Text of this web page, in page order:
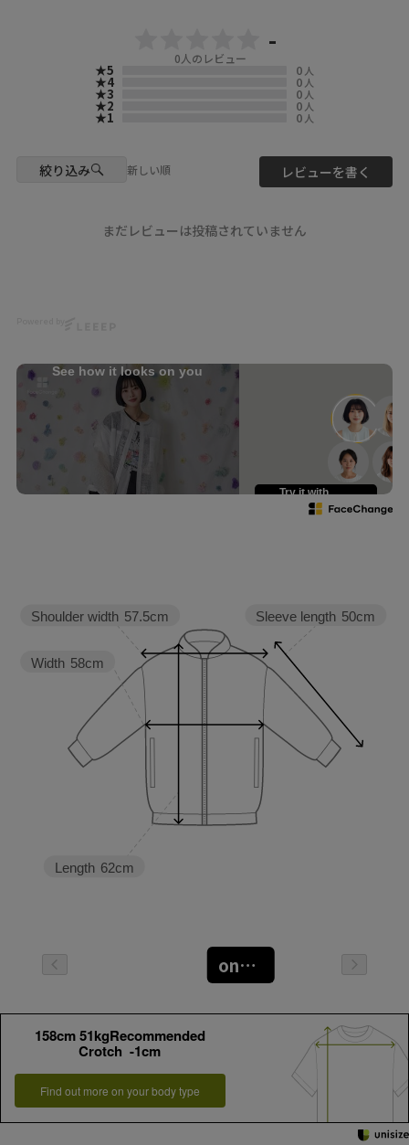
☆・☆・☆・☆・☆・☆・☆・
#scolar_ootd #スカラー
#scolar #ハデカワ
@__marleeyuna__
☆・☆・☆・☆・☆・☆・☆・
☆
-
0人のレビュー
★5 0 人
★4 0 人
★3 0 人
★2 0 人
★1 0 人
絞り込み 新しい順 レビューを書く
まだレビューは投稿されていません
See how it looks on you
Try it with
your own face
Sleeve length 50cm
Length 62cm
Width 58cm
Shoulder width 57.5cm
oneサイズ
158cm 51kgRecommended
Crotch -1cm
Find out more on your body type